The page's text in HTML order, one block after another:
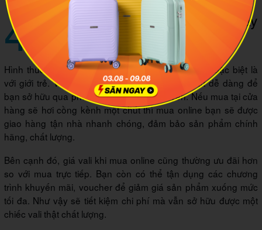
4
Chọn mua vali trực tiếp hay
online?
Hình thức mua sắm online hiện nay rất phổ biến, đặc biệt là
với giới trẻ. Vali Đồng Nai cũng là sản phẩm rất dễ dàng để
bạn sở hữu qua phương thức mua trực tuyến. Nếu mua tại cửa
hàng sẽ hơi cồng kềnh một chút thì mua online bạn sẽ được
giao hàng tận nhà nhanh chóng, đảm bảo sản phẩm chính
hãng, chất lượng.
Bên cạnh đó, giá vali khi mua online cũng thường ưu đãi hơn
so với mua trực tiếp. Bạn còn có thể tận dụng các chương
trình khuyến mãi, voucher để giảm giá sản phẩm xuống mức
tối đa. Như vậy sẽ tiết kiệm chi phí mà vẫn sở hữu được một
chiếc vali thật chất lượng.